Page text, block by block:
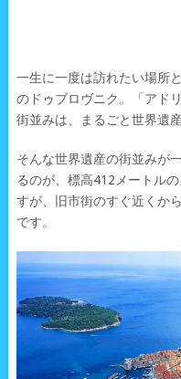
一生に一度は訪れたい場所
のドゥブロヴニク。「アド
街並みは、まるごと世界遺
そんな世界遺産の街並みが
るのが、標高412メートル
すが、旧市街のすぐ近くか
です。